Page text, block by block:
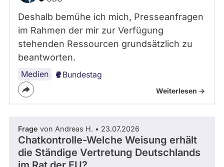
Deshalb bemühe ich mich, Presseanfragen
im Rahmen der mir zur Verfügung
stehenden Ressourcen grundsätzlich zu
beantworten.
Medien Bundestag
Weiterlesen ->
Frage von Andreas H. • 23.07.2026
Chatkontrolle-Welche Weisung erhält
die Ständige Vertretung Deutschlands